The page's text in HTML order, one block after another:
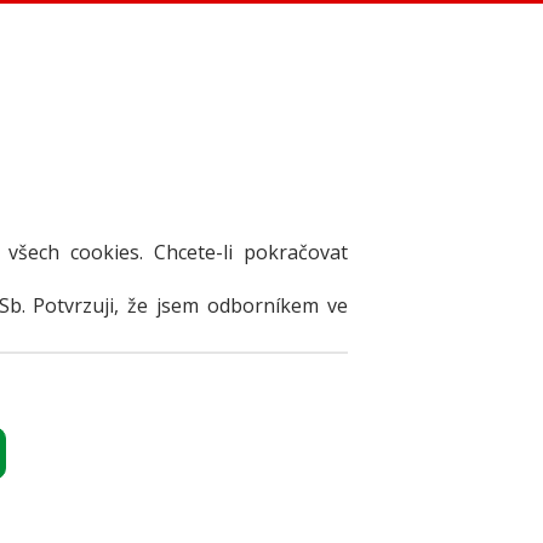
cookies. Chcete-li pokračovat
Potvrzuji, že jsem odborníkem ve